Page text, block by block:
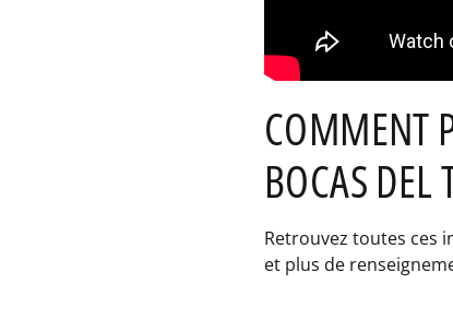
COMMENT
BOCAS DEL
Retrouvez toutes ces
et plus de